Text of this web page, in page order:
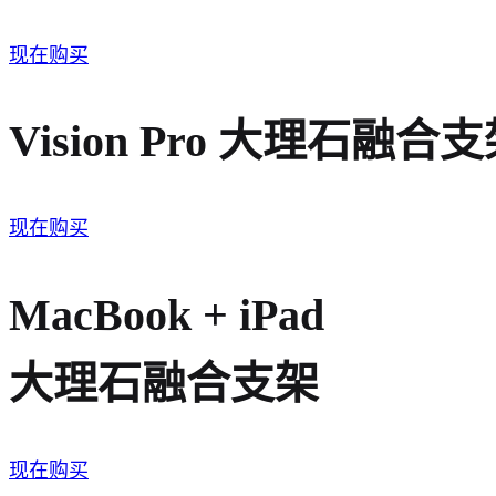
现在购买
Vision Pro 大理石融合支
现在购买
MacBook + iPad
大理石融合支架
现在购买